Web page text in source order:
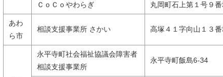
ＣｏＣｏやわらぎ 丸岡町石上第１号９
あわ
ら市
相談支援事業所 さかい 高塚４１字向山１３
永平寺町社会福祉協議会障害者
相談支援事業所
永平寺町飯島6-34